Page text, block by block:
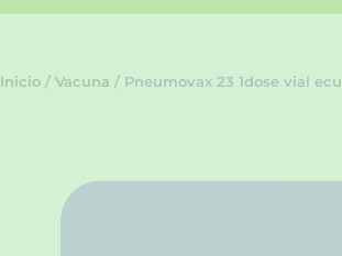
Inicio / Vacuna / Pneumovax 23 1dose vial ecu